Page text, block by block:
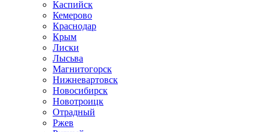
Каспийск
Кемерово
Краснодар
Крым
Лиски
Лысьва
Магнитогорск
Нижневартовск
Новосибирск
Новотроицк
Отрадный
Ржев